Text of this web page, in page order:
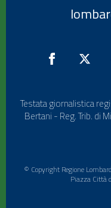
Testata giornalistica
Bertani - Reg. Trib. di
© Copyright Regione
Piazza Città